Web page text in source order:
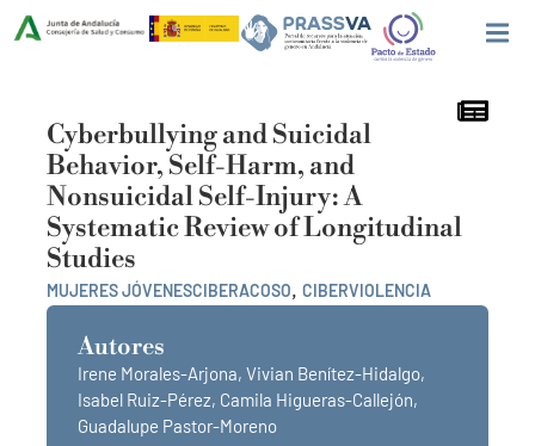
Cyberbullying and Suicidal
Behavior, Self-Harm, and
Nonsuicidal Self-Injury: A
Systematic Review of Longitudinal
Studies
MUJERES JÓVENESCIBERACOSO, CIBERVIOLENCIA
Autores
Irene Morales-Arjona, Vivian Benítez-Hidalgo,
Isabel Ruiz-Pérez, Camila Higueras-Callejón,
Guadalupe Pastor-Moreno